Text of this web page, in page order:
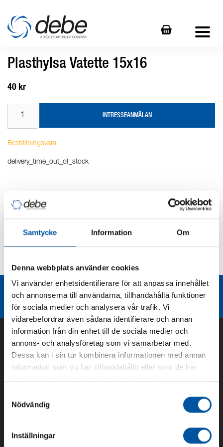
Samtycke Information Om
Denna webbplats använder cookies
Vi använder enhetsidentifierare för att anpassa innehållet
och annonserna till användarna, tillhandahålla funktioner
för sociala medier och analysera vår trafik. Vi
vidarebefordrar även sådana identifierare och annan
information från din enhet till de sociala medier och
annons- och analysföretag som vi samarbetar med.
Dessa kan i sin tur kombinera informationen med annan
information som du har tillhandahållit eller som de har
Nödvändig
Inställningar
Plasthylsa Vatette 15x16
40 kr
INTRESSEANMÄLAN
Beställningsvara
delivery_time_out_of_stock
Produktbeskrivning
Kurvor
Teknisk dokumentation
Liknande produktgrupper
Om oss